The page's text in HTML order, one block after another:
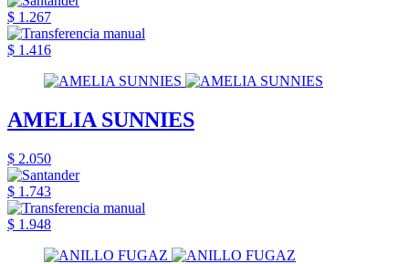
$ 1.267
$ 1.416
AMELIA SUNNIES
$ 2.050
$ 1.743
$ 1.948